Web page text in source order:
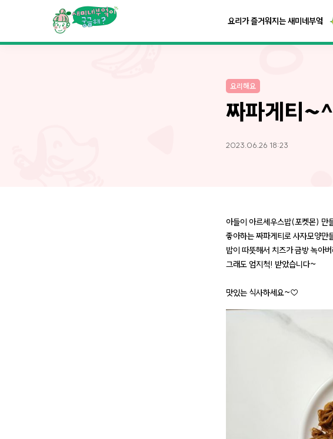
요리가 즐거워지는 새미네부엌
요리해요
짜파게티
2023.06.26 18:23
아들이 아르세우스밥(포켓몬) 만
좋아하는 짜파게티로 사자모양
밥이 따뜻해서 치즈가 금방 녹아
그래도 엄지척! 받았습니다~
맛있는 식사하세요~♡